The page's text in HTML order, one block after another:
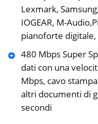
Lexmark,
IOGEAR, M-
pianoforte digitale,
480 Mbps Super
dati con una
Mbps, cavo
altri documenti di
secondi